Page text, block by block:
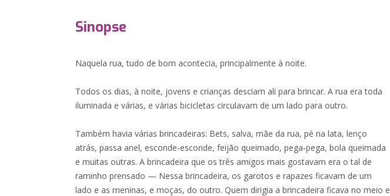
Sinopse
Naquela rua, tudo de bom acontecia, principalmente à noite.
Todos os dias, à noite, jovens e crianças desciam ali para brincar. A rua era toda
iluminada e várias, e várias bicicletas circulavam de um lado para outro.
Também havia várias brincadeiras: Bets, salva, mãe da rua, pé na lata, lenço
atrás, passa anel, esconde-esconde, feijão queimado, pega-pega, bola queimada
e muitas outras. A brincadeira que os três amigos mais gostavam era o tal de
raminho prensado — Nessa brincadeira, os garotos e rapazes ficavam de um
lado e as meninas, e moças, do outro. Quem dirigia a brincadeira ficava no meio e